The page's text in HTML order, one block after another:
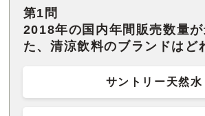
第1問
2018年の国内年間販売数量が
た、清涼飲料のブランドはど
サントリー天然水